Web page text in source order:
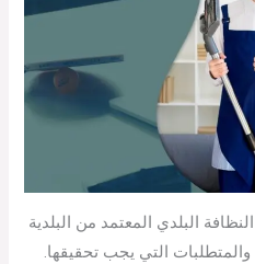
البلدي المعتمد من البلدية
التي يجب تحقيقها.